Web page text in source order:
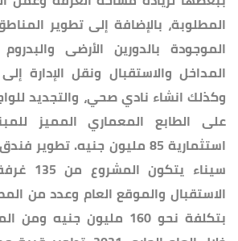
المطلوبة، بالإضافة إلى تطوير
الموجودة بالدورين الأرضى
المداخل والاستقبال ونقل الإدارة
وكذلك انشاء نادي صحي، والتجديد
على الطابع المعماري المميز
استثمارية 85 مليون جنيه.
الاستقبال والموقع العام وعدد من
بتكلفة نحو 160 مليون جنيه